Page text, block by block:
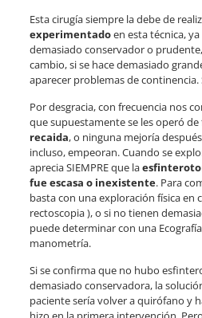
Esta cirugía siempre la debe de
experimentadoen esta técnica, ya
demasiado conservador o
cambio, si se hace demasiado
aparecer problemas de
Por desgracia, con frecuencia nos
que supuestamente se les operó
recaida, o ninguna mejoría
incluso, empeoran. Cuando se
aprecia SIEMPRE que la
fue escasa o inexistente. Para
basta con una exploración física en
rectoscopia ), o si no tienen
puede determinar con una
manometría.
Si se confirma que no hubo
demasiado conservadora, la
paciente sería volver a quirófano y